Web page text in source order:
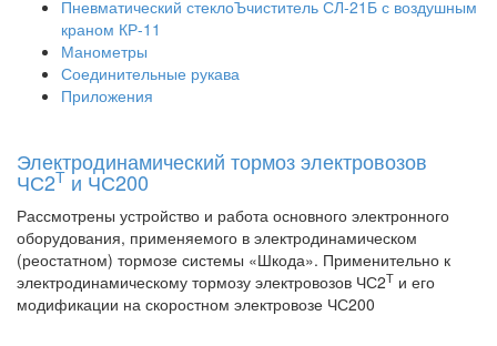
Пневматический стеклоЪчиститель СЛ-21Б с воздушным
краном КР-11
Манометры
Соединительные рукава
Приложения
Электродинамический тормоз электровозов
ЧС2Т и ЧС200
Рассмотрены устройство и работа основного электронного
оборудования, применяемого в электродинамическом
(реостатном) тормозе системы «Шкода». Применительно к
электродинамическому тормозу электровозов ЧС2Т и его
модификации на скоростном электровозе ЧС200